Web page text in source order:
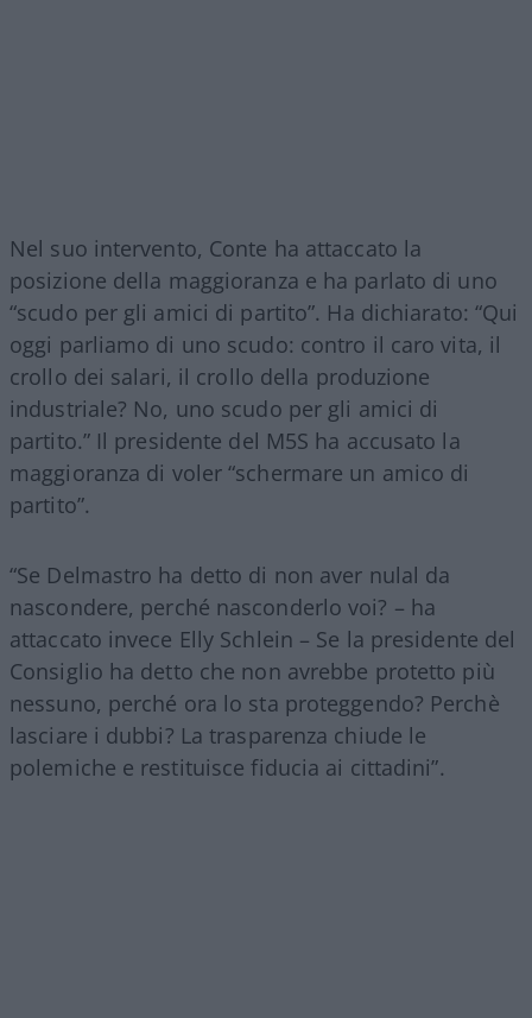
Nel suo intervento, Conte ha attaccato la
posizione della maggioranza e ha parlato di uno
“scudo per gli amici di partito”. Ha dichiarato: “Qui
oggi parliamo di uno scudo: contro il caro vita, il
crollo dei salari, il crollo della produzione
industriale? No, uno scudo per gli amici di
partito.” Il presidente del M5S ha accusato la
maggioranza di voler “schermare un amico di
partito”.
“Se Delmastro ha detto di non aver nulal da
nascondere, perché nasconderlo voi? – ha
attaccato invece Elly Schlein – Se la presidente del
Consiglio ha detto che non avrebbe protetto più
nessuno, perché ora lo sta proteggendo? Perchè
lasciare i dubbi? La trasparenza chiude le
polemiche e restituisce fiducia ai cittadini”.